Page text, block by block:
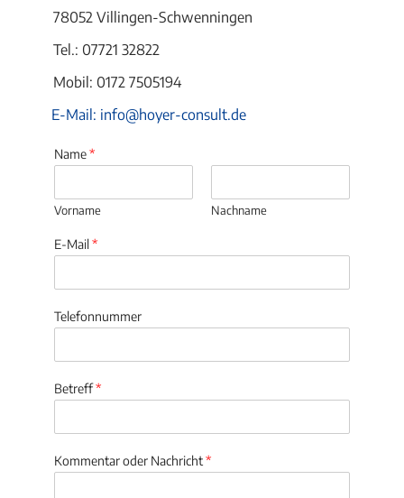
78052 Villingen-Schwenningen
Tel.: 07721 32822
Mobil: 0172 7505194
E-Mail: info@hoyer-consult.de
Name*
Vorname Nachname
E-Mail*
Telefonnummer
Betreff*
Kommentar oder Nachricht*